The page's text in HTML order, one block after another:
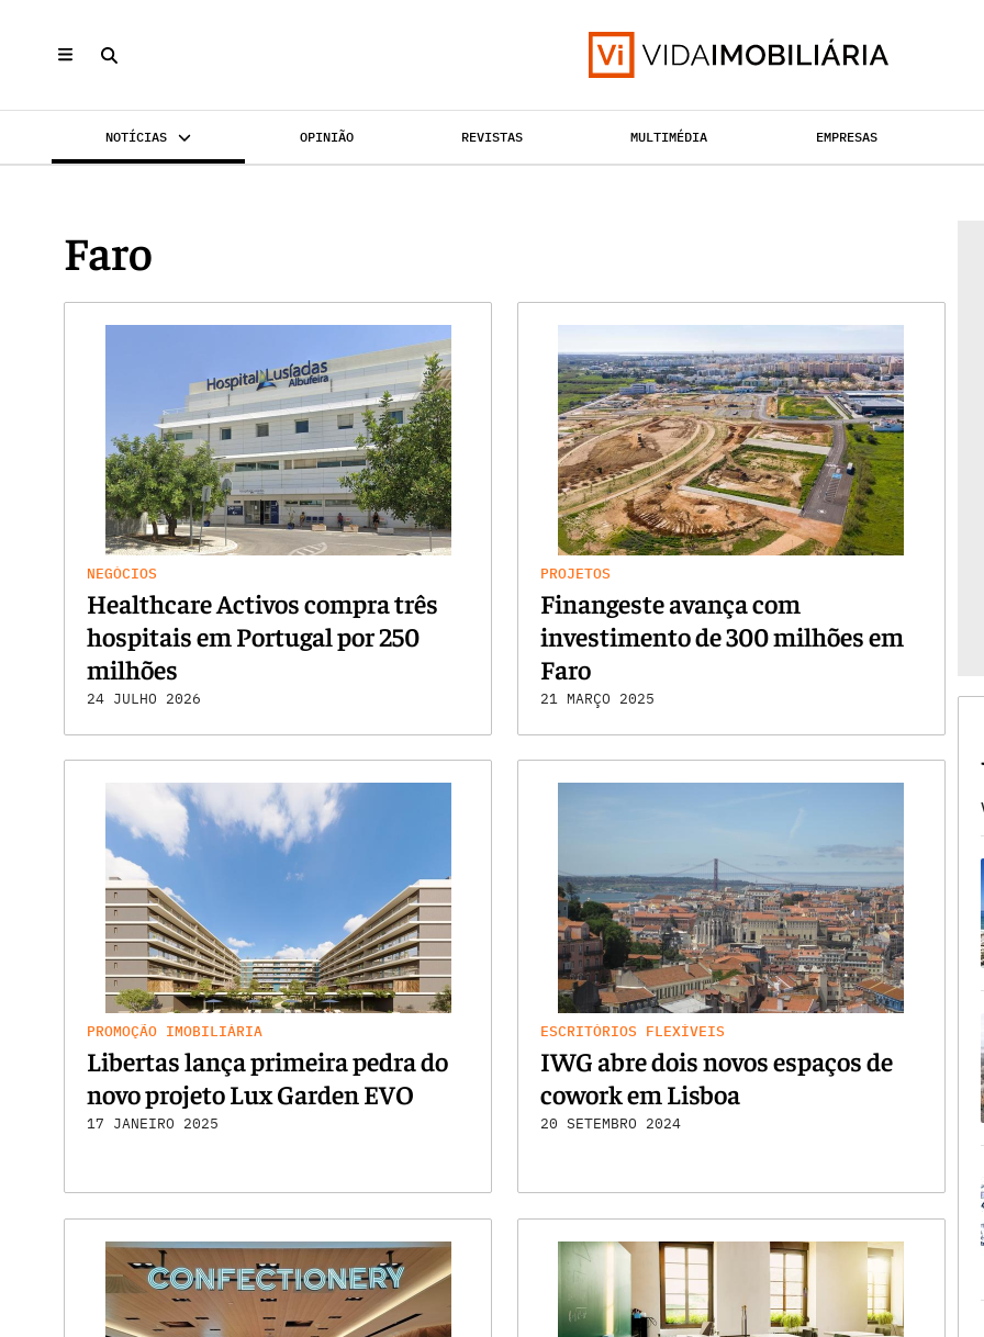
NOTÍCIAS OPINIÃO REVISTAS MULTIMÉDIA EMPRESAS
Faro
NEGÓCIOS
Healthcare Activos compra três
hospitais em Portugal por 250
milhões
24 JULHO 2026
PROJETOS
Finangeste avança com
investimento de 300 milhões em
Faro
21 MARÇO 2025
PROMOÇÃO IMOBILIÁRIA
Libertas lança primeira pedra do
novo projeto Lux Garden EVO
17 JANEIRO 2025
ESCRITÓRIOS FLEXÍVEIS
IWG abre dois novos espaços de
cowork em Lisboa
20 SETEMBRO 2024